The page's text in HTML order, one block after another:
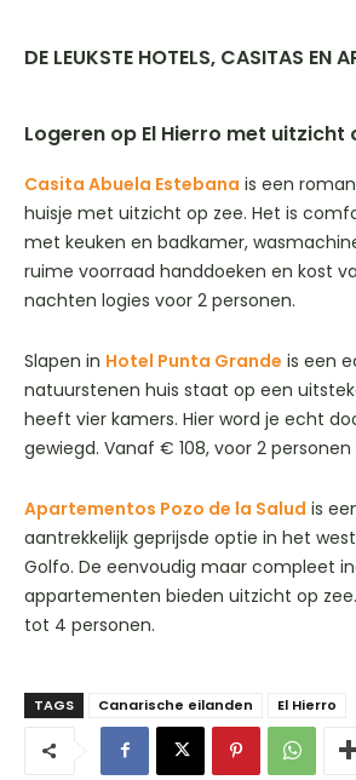
DE LEUKSTE HOTELS, CASITAS EN
Logeren op El Hierro met uitzicht
Casita Abuela Estebana is een
huisje met uitzicht op zee. Het is
met keuken en badkamer,
ruime voorraad handdoeken en kost
nachten logies voor 2 personen.
Slapen in Hotel Punta Grande is een
natuurstenen huis staat op een
heeft vier kamers. Hier word je echt
gewiegd. Vanaf € 108, voor 2
Apartementos Pozo de la Salud is
aantrekkelijk geprijsde optie in het
Golfo. De eenvoudig maar compleet
appartementen bieden uitzicht op
tot 4 personen.
TAGS Canarische eilanden El Hierro